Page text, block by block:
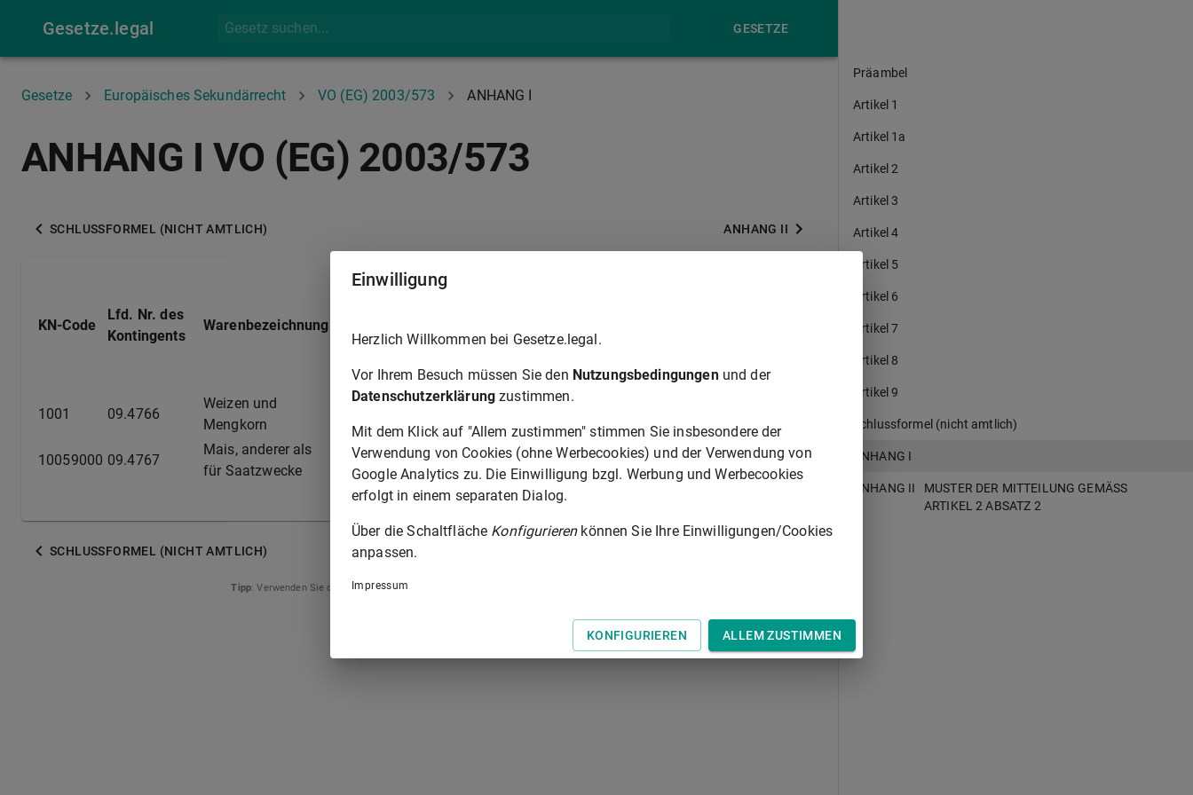
Gesetze.legal GESETZE
Gesetze Europäisches Sekundärrecht VO (EG) 2003/573 ANHANG I
ANHANG I VO (EG) 2003/573
SCHLUSSFORMEL (NICHT AMTLICH) ANHANG II
KN-Code
Lfd. Nr. des
Kontingents
Warenbezeichnung
Zollsatz
Menge vom
1001 09.4766
Weizen und
Mengkorn
10059000 09.4767
Mais, anderer als
für Saatzwecke
frei 74500 149000
SCHLUSSFORMEL (NICHT AMTLICH)
Tipp: Verwenden Sie die Pfeiltasten der Tastatur zur Navigation zwischen Normen.
Präambel
Artikel 1
Artikel 1a
Artikel 2
Artikel 3
Artikel 4
Artikel 5
Artikel 6
Artikel 7
Artikel 8
Artikel 9
Schlussformel (nicht amtlich)
ANHANG I
ANHANG II
MUSTER DER MITTEILUNG GEMÄSS
ARTIKEL 2 ABSATZ 2
Einwilligung
Herzlich Willkommen bei Gesetze.legal.
Vor Ihrem Besuch müssen Sie den Nutzungsbedingungenund der
Datenschutzerklärung zustimmen.
Mit dem Klick auf "Allem zustimmen" stimmen Sie insbesondere der
Verwendung von Cookies (ohne Werbecookies) und der Verwendung von
Google Analytics zu. Die Einwilligung bzgl. Werbung und Werbecookies
erfolgt in einem separaten Dialog.
Über die Schaltfläche Konfigurierenkönnen Sie Ihre Einwilligungen/Cookies
anpassen.
Impressum
KONFIGURIEREN ALLEM ZUSTIMMEN